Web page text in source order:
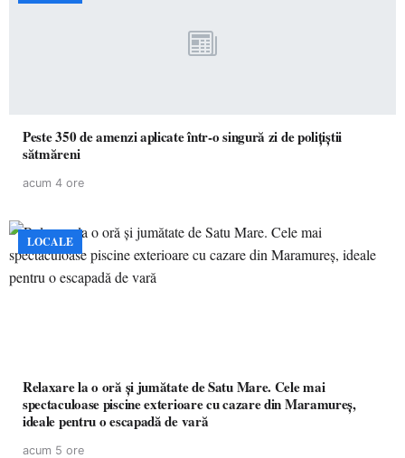
Peste 350 de amenzi aplicate într-o singură zi de polițiștii
sătmăreni
acum 4 ore
LOCALE
Relaxare la o oră și jumătate de Satu Mare. Cele mai
spectaculoase piscine exterioare cu cazare din Maramureș,
ideale pentru o escapadă de vară
acum 5 ore